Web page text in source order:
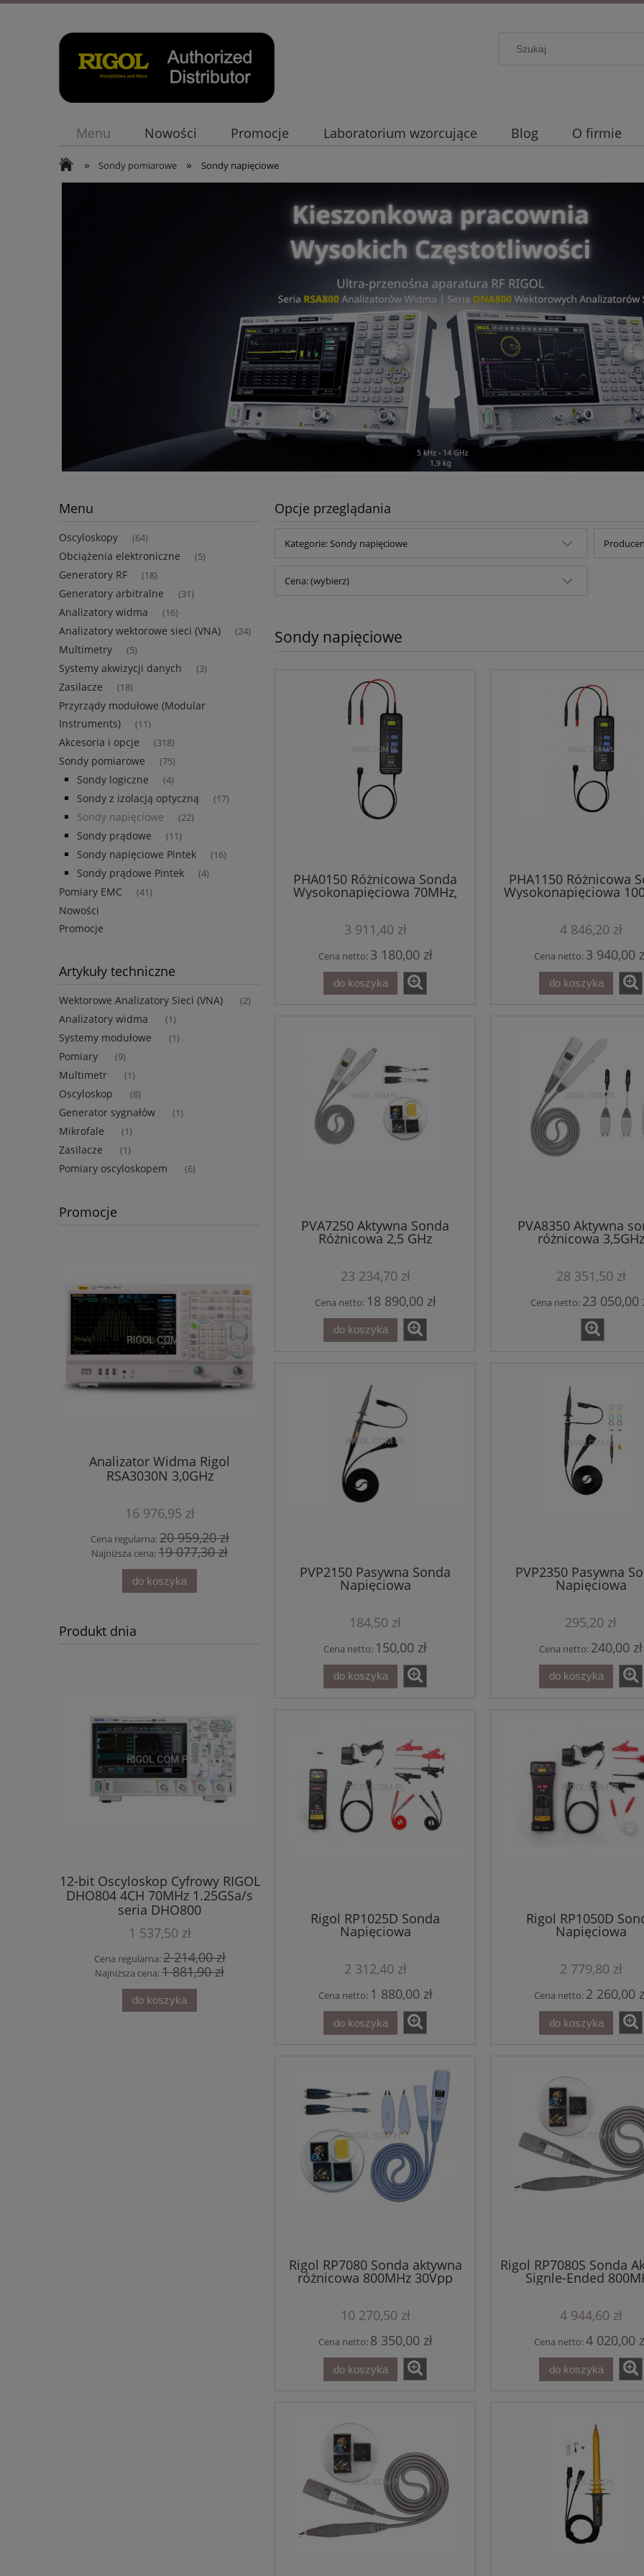
Menu Nowości Promocje Laboratorium wzorcujące Blog O firmie
» Sondy pomiarowe » Sondy napięciowe
Menu
Oscyloskopy (64)
Obciążenia elektroniczne (5)
Generatory RF (18)
Generatory arbitralne (31)
Analizatory widma (16)
Analizatory wektorowe sieci (VNA) (24)
Multimetry (5)
Systemy akwizycji danych (3)
Zasilacze (18)
Przyrządy modułowe (Modular
Instruments)
(11)
Akcesoria i opcje (318)
Sondy pomiarowe (75)
Sondy logiczne (4)
Sondy z izolacją optyczną (17)
Sondy napięciowe (22)
Sondy prądowe (11)
Sondy napięciowe Pintek (16)
Sondy prądowe Pintek (4)
Pomiary EMC (41)
Nowości
Promocje
Artykuły techniczne
Wektorowe Analizatory Sieci (VNA) (2)
Analizatory widma (1)
Systemy modułowe (1)
Pomiary (9)
Multimetr (1)
Oscyloskop (8)
Generator sygnałów (1)
Mikrofale (1)
Zasilacze (1)
Pomiary oscyloskopem (6)
Promocje
Analizator Widma Rigol
RSA3030N 3,0GHz
16 976,95 zł
Cena regularna:20 959,20 zł
Najniższa cena:19 077,30 zł
do koszyka
12-bit Oscyloskop Cyfrowy RIGOL
DHO804 4CH 70MHz 1.25GSa/s
seria DHO800
do koszyka
Produkt dnia
12-bit Oscyloskop Cyfrowy RIGOL
DHO804 4CH 70MHz 1.25GSa/s
seria DHO800
1 537,50 zł
Cena regularna:2 214,00 zł
Najniższa cena:1 881,90 zł
do koszyka
DHO924S 4CH 250MHz 1.25GSa/s
+ 1 CH 25MHz AWG seria
DHO900
DG5252 Pro - 2CH
250MHz 2.5 GSa/s 16bit
DG5000 Pro
Opcje przeglądania
Kategorie: Sondy napięciowe
Cena: (wybierz)
Sondy napięciowe
PHA0150 Różnicowa Sonda
Wysokonapięciowa 70MHz,
1500V
3 911,40 zł
Cena netto: 3 180,00 zł
do koszyka
PHA1150 Różnicowa
Wysokonapięciowa
1500V
4 846,20 zł
Cena netto: 3 940,00
do koszyka
PVA7250 Aktywna Sonda
Różnicowa 2,5 GHz
23 234,70 zł
Cena netto: 18 890,00 zł
do koszyka
PVA8350 Aktywna
różnicowa 3,5GHz
28 351,50 zł
Cena netto: 23 050,00
PVP2150 Pasywna Sonda
Napięciowa
184,50 zł
Cena netto: 150,00 zł
do koszyka
PVP2350 Pasywna
Napięciowa
295,20 zł
Cena netto: 240,00 zł
do koszyka
Rigol RP1025D Sonda
Napięciowa
2 312,40 zł
Cena netto: 1 880,00 zł
do koszyka
Rigol RP1050D
Napięciowa
2 779,80 zł
Cena netto: 2 260,00
do koszyka
Rigol RP7080 Sonda aktywna
różnicowa 800MHz 30Vpp
10 270,50 zł
Cena netto: 8 350,00 zł
do koszyka
Rigol RP7080S Sonda
Signle-Ended
4 944,60 zł
Cena netto:4 020,00
do koszyka